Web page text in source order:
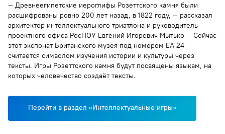
— Древнеегипетские иероглифы Розеттского камня были
расшифрованы ровно 200 лет назад, в 1822 году, — рассказал
архитектор интеллектуального триатлона и руководитель
проектного офиса РосНОУ Евгений Игоревич Мытько — Сейчас
этот экспонат Британского музея под номером EA 24
считается символом изучения истории и культуры через
тексты. Игры Розеттского камня будут посвящены языкам, на
которых человечество создаёт тексты.
Перейти в раздел «Интеллектуальные игры»